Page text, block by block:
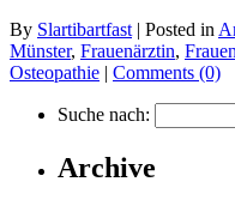
By Slartibartfast | Posted in
Münster, Frauenärztin,
Osteopathie | Comments (0)
Suche nach:
Archive